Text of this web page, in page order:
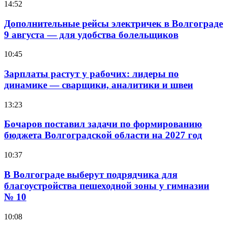
14:52
Дополнительные рейсы электричек в Волгограде
9 августа — для удобства болельщиков
10:45
Зарплаты растут у рабочих: лидеры по
динамике — сварщики, аналитики и швеи
13:23
Бочаров поставил задачи по формированию
бюджета Волгоградской области на 2027 год
10:37
В Волгограде выберут подрядчика для
благоустройства пешеходной зоны у гимназии
№ 10
10:08